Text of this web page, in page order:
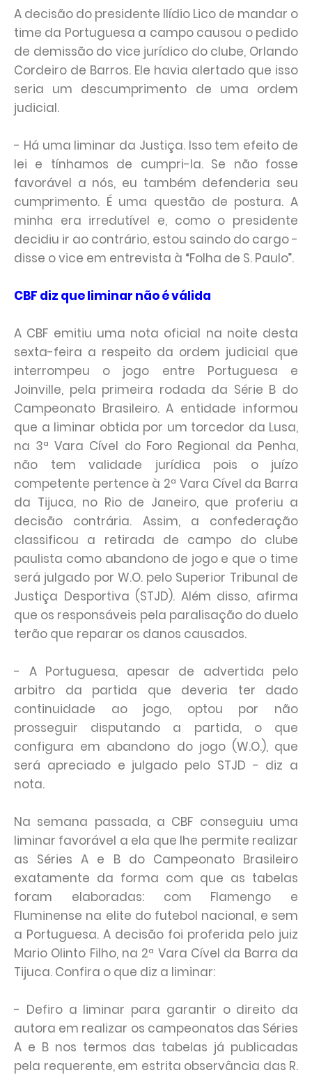
A decisão do presidente Ilídio Lico de mandar o
time da Portuguesa a campo causou o pedido
de demissão do vice jurídico do clube, Orlando
Cordeiro de Barros. Ele havia alertado que isso
seria um descumprimento de uma ordem
judicial.
- Há uma liminar da Justiça. Isso tem efeito de
lei e tínhamos de cumpri-la. Se não fosse
favorável a nós, eu também defenderia seu
cumprimento. É uma questão de postura. A
minha era irredutível e, como o presidente
decidiu ir ao contrário, estou saindo do cargo -
disse o vice em entrevista à “Folha de S. Paulo”.
CBF diz que liminar não é válida
A CBF emitiu uma nota oficial na noite desta
sexta-feira a respeito da ordem judicial que
interrompeu o jogo entre Portuguesa e
Joinville, pela primeira rodada da Série B do
Campeonato Brasileiro. A entidade informou
que a liminar obtida por um torcedor da Lusa,
na 3ª Vara Cível do Foro Regional da Penha,
não tem validade jurídica pois o juízo
competente pertence à 2ª Vara Cível da Barra
da Tijuca, no Rio de Janeiro, que proferiu a
decisão contrária. Assim, a confederação
classificou a retirada de campo do clube
paulista como abandono de jogo e que o time
será julgado por W.O. pelo Superior Tribunal de
Justiça Desportiva (STJD). Além disso, afirma
que os responsáveis pela paralisação do duelo
terão que reparar os danos causados.
- A Portuguesa, apesar de advertida pelo
arbitro da partida que deveria ter dado
continuidade ao jogo, optou por não
prosseguir disputando a partida, o que
configura em abandono do jogo (W.O.), que
será apreciado e julgado pelo STJD - diz a
nota.
Na semana passada, a CBF conseguiu uma
liminar favorável a ela que lhe permite realizar
as Séries A e B do Campeonato Brasileiro
exatamente da forma com que as tabelas
foram elaboradas: com Flamengo e
Fluminense na elite do futebol nacional, e sem
a Portuguesa. A decisão foi proferida pelo juiz
Mario Olinto Filho, na 2ª Vara Cível da Barra da
Tijuca. Confira o que diz a liminar:
- Defiro a liminar para garantir o direito da
autora em realizar os campeonatos das Séries
A e B nos termos das tabelas já publicadas
pela requerente, em estrita observância das R.